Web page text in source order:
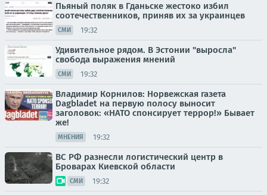
Пьяный поляк в Гданьске жестоко избил
соотечественников, приняв их за украинцев
СМИ 19:32
Удивительное рядом. В Эстонии "выросла"
свобода выражения мнений
СМИ 19:32
Владимир Корнилов: Норвежская газета
Dagbladet на первую полосу выносит
заголовок: «НАТО спонсирует террор!» Бывает
же!
МНЕНИЯ 19:32
ВС РФ разнесли логистический центр в
Броварах Киевской области
СМИ 19:32